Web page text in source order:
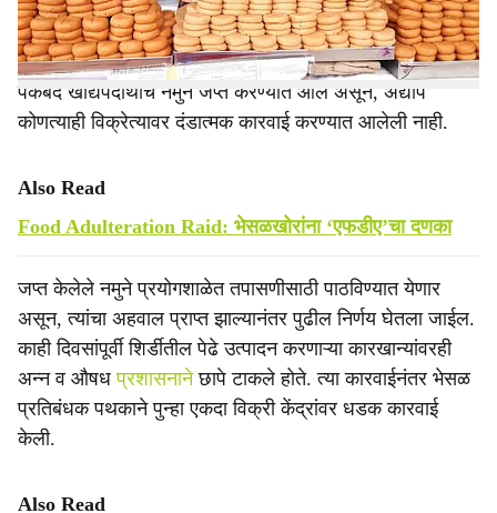
अधिकाऱ्यांनी दिलेल्या माहितीनुसार, याकारवाईतकेवळ पेढे व काही
पॅकबंद खाद्यपदार्थांचे नमुने जप्त करण्यात आले असून, अद्याप
कोणत्याही विक्रेत्यावर दंडात्मक कारवाई करण्यात आलेली नाही.
Also Read
Food Adulteration Raid: भेसळखोरांना ‘एफडीए’चा दणका
जप्त केलेले नमुने प्रयोगशाळेत तपासणीसाठी पाठविण्यात येणार
असून, त्यांचा अहवाल प्राप्त झाल्यानंतर पुढील निर्णय घेतला जाईल.
काही दिवसांपूर्वी शिर्डीतील पेढे उत्पादन करणाऱ्या कारखान्यांवरही
अन्न व औषधप्रशासनानेछापे टाकले होते. त्या कारवाईनंतर भेसळ
प्रतिबंधक पथकाने पुन्हा एकदा विक्री केंद्रांवर धडक कारवाई
केली.
Also Read